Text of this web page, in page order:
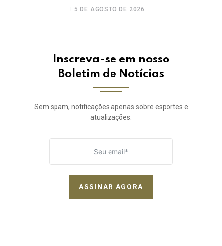
da elite do Campeonato Potiguar
5 DE AGOSTO DE 2026
Inscreva-se em nosso
Boletim de Notícias
Sem spam, notificações apenas sobre esportes e
atualizações.
ASSINAR AGORA